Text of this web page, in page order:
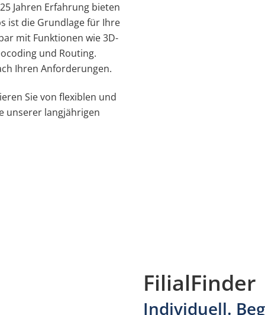
Jahren Erfahrung bieten
ist die Grundlage für Ihre
mit Funktionen wie 3D-
und Routing.
Ihren Anforderungen.
Sie von flexiblen und
unserer langjährigen
FilialFinder
Individuell.